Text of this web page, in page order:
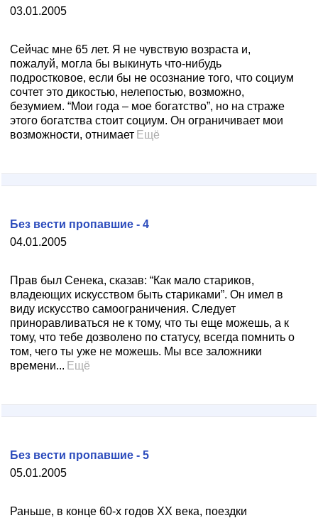
03.01.2005
Сейчас мне 65 лет. Я не чувствую возраста и,
пожалуй, могла бы выкинуть что-нибудь
подростковое, если бы не осознание того, что социум
сочтет это дикостью, нелепостью, возможно,
безумием. “Мои года – мое богатство”, но на страже
этого богатства стоит социум. Он ограничивает мои
возможности, отнимает Ещё
04.01.2005
Без вести пропавшие - 4
Прав был Сенека, сказав: “Как мало стариков,
владеющих искусством быть стариками”. Он имел в
виду искусство самоограничения. Следует
приноравливаться не к тому, что ты еще можешь, а к
тому, что тебе дозволено по статусу, всегда помнить о
том, чего ты уже не можешь. Мы все заложники
времени... Ещё
05.01.2005
Без вести пропавшие - 5
Раньше, в конце 60-х годов ХХ века, поездки